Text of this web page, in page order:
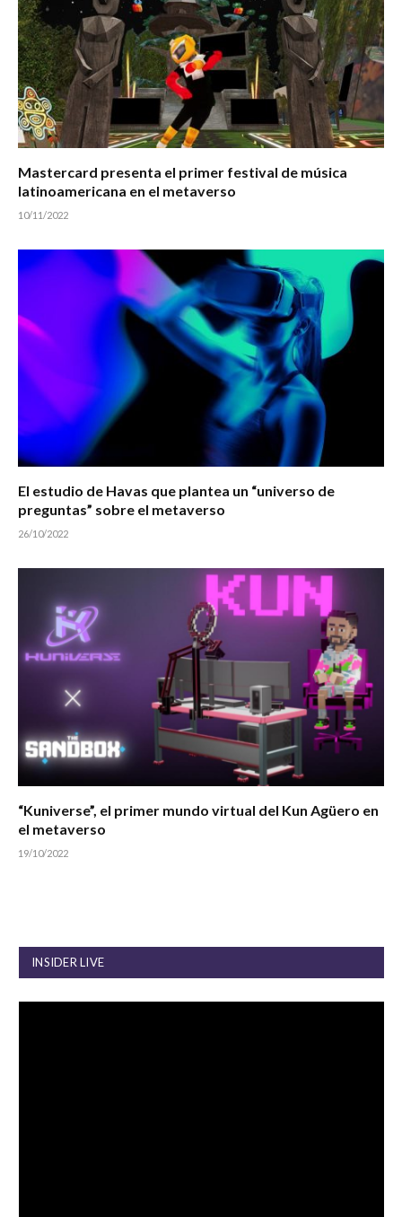
Mastercard presenta el primer festival de música
latinoamericana en el metaverso
10/11/2022
El estudio de Havas que plantea un “universo de
preguntas” sobre el metaverso
26/10/2022
“Kuniverse”, el primer mundo virtual del Kun Agüero en
el metaverso
19/10/2022
INSIDER LIVE